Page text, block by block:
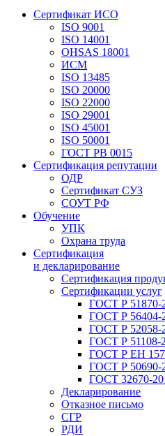
Сертификат ИСО
ISO 9001
ISO 14001
OHSAS 18001
ИСМ
ISO 13485
ISO 20000
ISO 22000
ISO 29001
ISO 45001
ISO 50001
ГОСТ РВ 0015
Сертификация репутации
ОДР
Сертификат СУЗ
СОУТ РФ
Обучение
УПК
Охрана труда
Сертификация
и декларирование
Сертификация
Сертификации услуг
ГОСТ Р 51870-
ГОСТ Р 56404-
ГОСТ Р 52058-
ГОСТ Р 51108-
ГОСТ Р ЕН
ГОСТ Р 50690-
ГОСТ 32670-
Декларирование
Отказное письмо
СГР
РДИ